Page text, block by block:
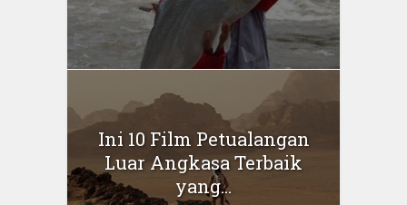
Ini 10 Film Petualangan
Luar Angkasa Terbaik
yang...